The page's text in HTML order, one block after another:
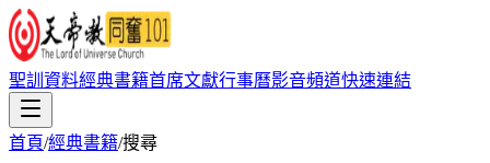
聖訓資料經典書籍首席文獻行事曆影音頻道快速連結
首頁/經典書籍/搜尋